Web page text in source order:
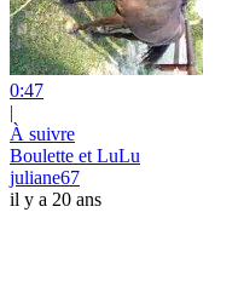
0:47
|
À suivre
Boulette et LuLu
juliane67
il y a 20 ans